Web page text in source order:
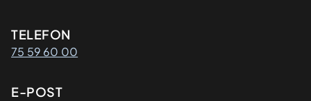
Kontaktinformasjon
TELEFON
75 59 60 00
E-POST